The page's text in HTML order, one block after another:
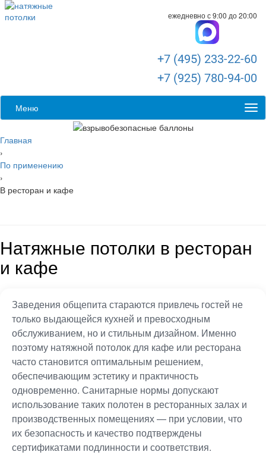
ежедневно с 9:00 до 20:00
+7 (495) 233-22-60
+7 (925) 780-94-00
Меню
Главная
›
По применению
›
В ресторан и кафе
Натяжные потолки в ресторан
и кафе
Заведения общепита стараются привлечь гостей не
только выдающейся кухней и превосходным
обслуживанием, но и стильным дизайном. Именно
поэтому натяжной потолок для кафе или ресторана
часто становится оптимальным решением,
обеспечивающим эстетику и практичность
одновременно. Санитарные нормы допускают
использование таких полотен в ресторанных залах и
производственных помещениях — при условии, что
их безопасность и качество подтверждены
сертификатами подлинности и соответствия.